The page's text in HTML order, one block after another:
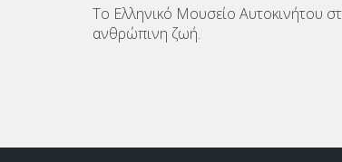
Το Ελληνικό Μουσείο Αυτοκινήτου
ανθρώπινη ζωή.